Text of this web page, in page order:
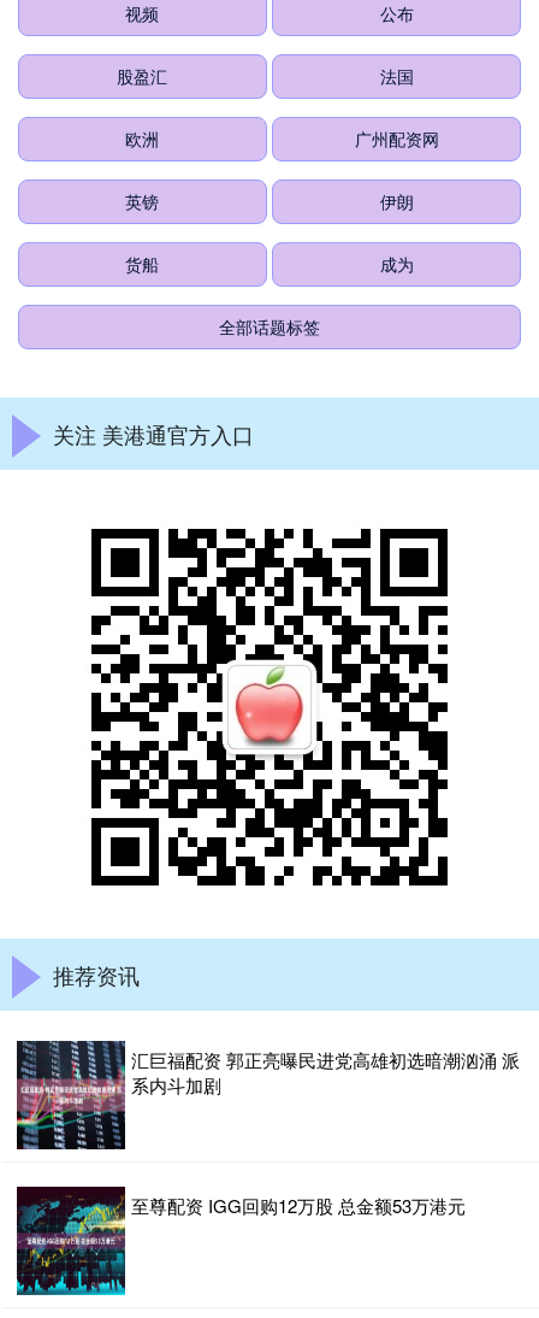
视频 公布
股盈汇 法国
欧洲 广州配资网
英镑 伊朗
货船 成为
全部话题标签
关注 美港通官方入口
推荐资讯
汇巨福配资 郭正亮曝民进党高雄初选暗潮汹涌 派
系内斗加剧
至尊配资 IGG回购12万股 总金额53万港元